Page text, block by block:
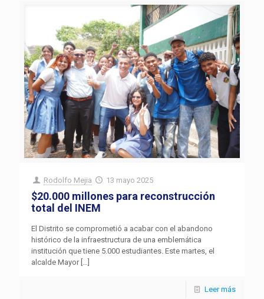
Rodolfo Mejia 13 mayo 2025
$20.000 millones para reconstrucción
total del INEM
El Distrito se comprometió a acabar con el abandono
histórico de la infraestructura de una emblemática
institución que tiene 5.000 estudiantes. Este martes, el
alcalde Mayor[…]
Leer más